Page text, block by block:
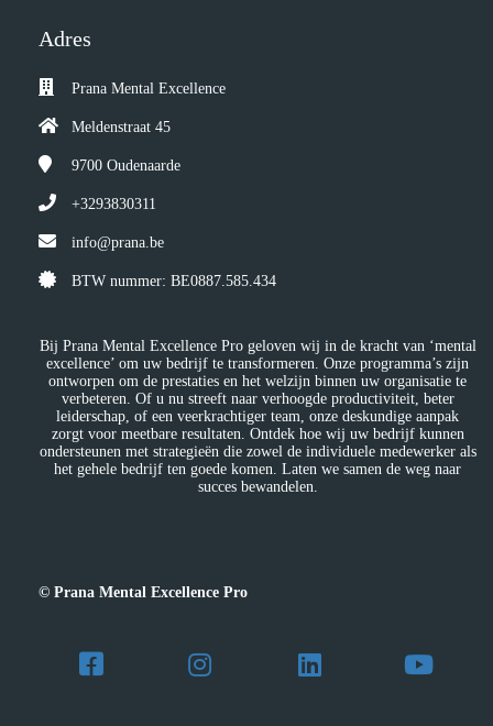
Adres
Prana Mental Excellence
Meldenstraat 45
9700 Oudenaarde
+3293830311
info@prana.be
BTW nummer: BE0887.585.434
Bij Prana Mental Excellence Pro geloven wij in de kracht van ‘mental
excellence’ om uw bedrijf te transformeren. Onze programma’s zijn
ontworpen om de prestaties en het welzijn binnen uw organisatie te
verbeteren. Of u nu streeft naar verhoogde productiviteit, beter
leiderschap, of een veerkrachtiger team, onze deskundige aanpak
zorgt voor meetbare resultaten. Ontdek hoe wij uw bedrijf kunnen
ondersteunen met strategieën die zowel de individuele medewerker als
het gehele bedrijf ten goede komen. Laten we samen de weg naar
succes bewandelen.
© Prana Mental Excellence Pro